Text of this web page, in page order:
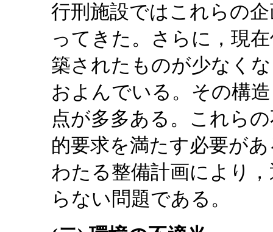
行刑施設ではこれらの
ってきた。さらに，現
築されたものが少なく
およんでいる。その構
点が多多ある。これら
的要求を満たす必要が
わたる整備計画により
らない問題である。